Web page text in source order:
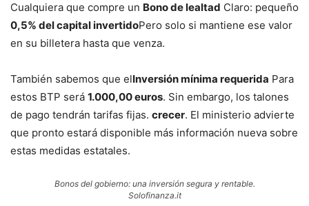
Cualquiera que compre un Bono de lealtad Claro: pequeño
0,5% del capital invertidoPero solo si mantiene ese valor
en su billetera hasta que venza.
También sabemos que elInversión mínima requerida Para
estos BTP será 1.000,00 euros. Sin embargo, los talones
de pago tendrán tarifas fijas. crecer. El ministerio advierte
que pronto estará disponible más información nueva sobre
estas medidas estatales.
Bonos del gobierno: una inversión segura y rentable.
Solofinanza.it